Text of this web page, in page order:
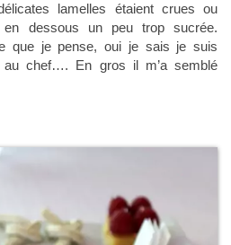
lamelles étaient crues ou
dessous un peu trop sucrée.
que je pense, oui je sais je suis
au chef…. En gros il m’a semblé